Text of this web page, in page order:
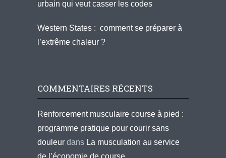
urbain qui veut casser les codes
Western States : comment se préparer à
l’extrême chaleur ?
COMMENTAIRES RÉCENTS
Renforcement musculaire course à pied :
programme pratique pour courir sans
douleur dans La musculation au service
de l’économie de course